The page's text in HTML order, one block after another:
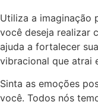
Utiliza a imaginação
você deseja realizar
ajuda a fortalecer
vibracional que atrai
Sinta as emoções
você. Todos nós